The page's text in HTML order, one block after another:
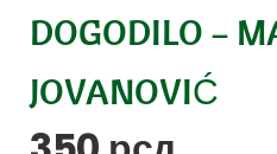
DOGODILO –
JOVANOVIĆ